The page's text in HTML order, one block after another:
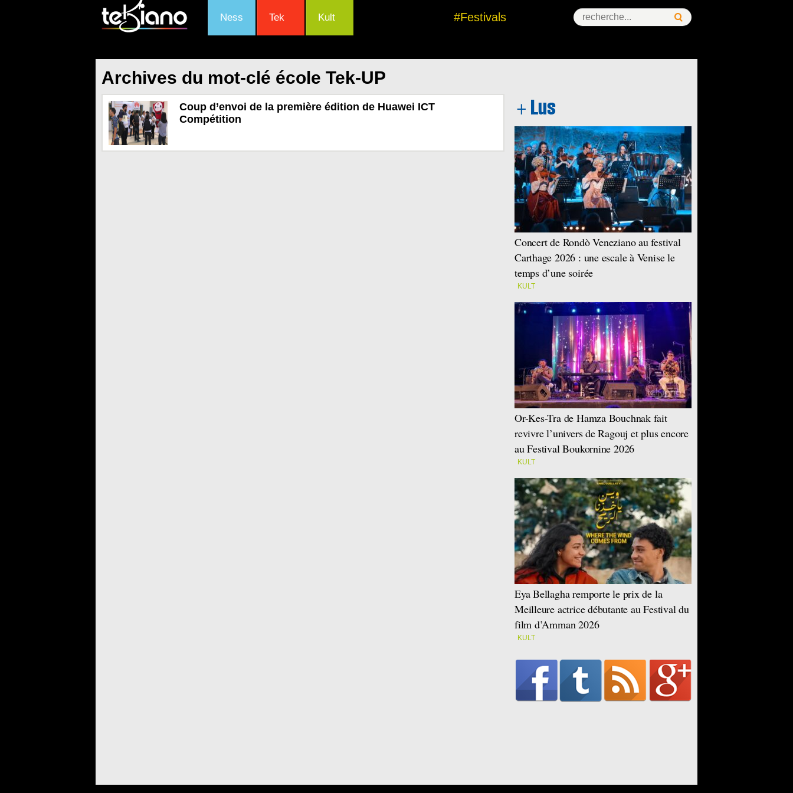
Ness Tek Kult #Festivals
Archives du mot-clé école Tek-UP
Coup d’envoi de la première édition de Huawei ICT
Compétition
Concert de Rondò Veneziano au festival
Carthage 2026 : une escale à Venise le
temps d’une soirée
KULT
Or-Kes-Tra de Hamza Bouchnak fait
revivre l’univers de Ragouj et plus encore
au Festival Boukornine 2026
KULT
Eya Bellagha remporte le prix de la
Meilleure actrice débutante au Festival du
film d’Amman 2026
KULT